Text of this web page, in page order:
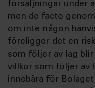
försäljningar under
men de facto
om inte någon
föreligger det en
som följer av lag
villkor som följer av
innebära för